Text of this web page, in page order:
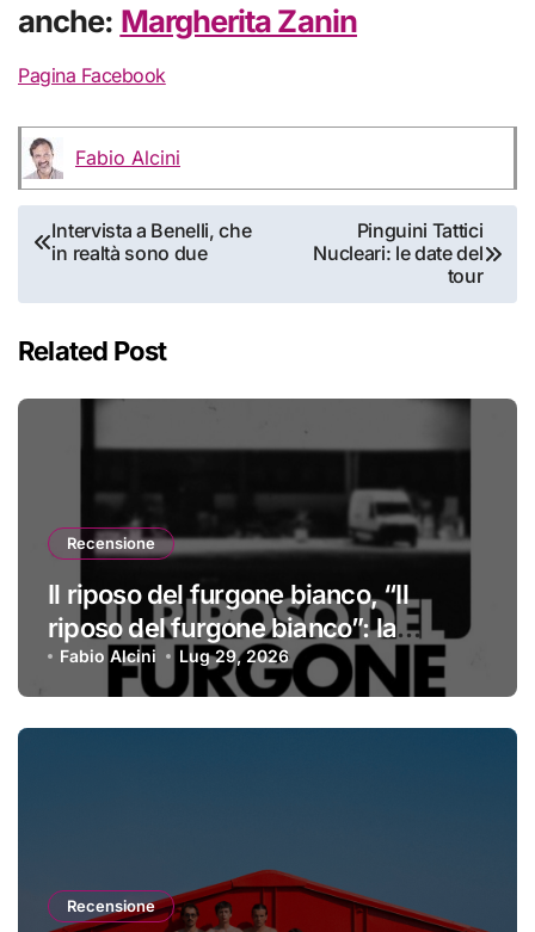
anche: Margherita Zanin
Pagina Facebook
Fabio Alcini
Navigazione
articoli
Intervista a Benelli, che
in realtà sono due
Pinguini Tattici
Nucleari: le date del
tour
Related Post
Recensione
Il riposo del furgone bianco, “Il
riposo del furgone bianco”: la
recensione
Fabio Alcini Lug 29, 2026
Recensione